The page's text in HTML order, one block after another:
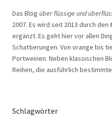
Das Blog über flüssige und
2007. Es wird seit 2013 durch den
ergänzt. Es geht hier vor allen
Schattierungen. Von orange bis
Portweinen. Neben klassischen
Reihen, die ausführlich
Schlagwörter